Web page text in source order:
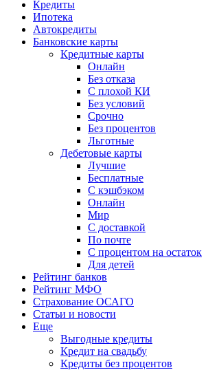
Кредиты
Ипотека
Автокредиты
Банковские карты
Кредитные карты
Онлайн
Без отказа
С плохой КИ
Без условий
Срочно
Без процентов
Льготные
Дебетовые карты
Лучшие
Бесплатные
С кэшбэком
Онлайн
Мир
С доставкой
По почте
С процентом на остаток
Для детей
Рейтинг банков
Рейтинг МФО
Страхование ОСАГО
Статьи и новости
Еще
Выгодные кредиты
Кредит на свадьбу
Кредиты без процентов